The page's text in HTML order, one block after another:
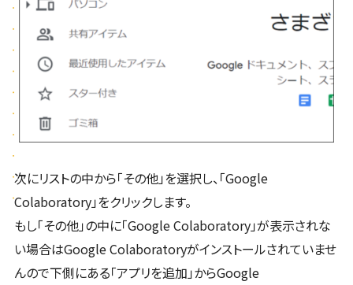
次にリストの中から「その他」を選択し、「Google
Colaboratory」をクリックします。
もし「その他」の中に「Google Colaboratory」が表示されな
い場合はGoogle Colaboratoryがインストールされていませ
んので下側にある「アプリを追加」からGoogle